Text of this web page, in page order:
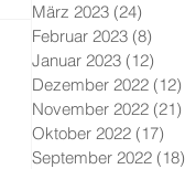
März 2023 (24)
Februar 2023 (8)
Januar 2023 (12)
Dezember 2022 (12)
November 2022 (21)
Oktober 2022 (17)
September 2022 (18)